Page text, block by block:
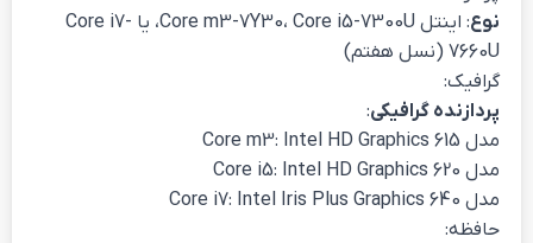
نوع
: اینتل Core m3-7Y30، Core i5-7300U، یا Core i7-
7660U (نسل هفتم)
گرافیک:
پردازنده گرافیکی:
مدل Core m3: Intel HD Graphics 615
مدل Core i5: Intel HD Graphics 620
مدل Core i7: Intel Iris Plus Graphics 640
حافظه: